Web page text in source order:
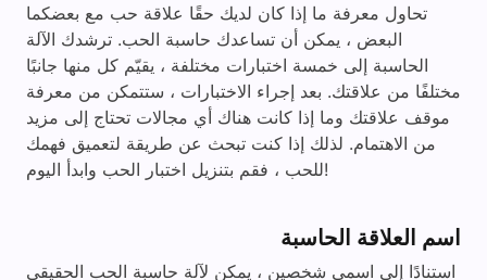
تحاول معرفة ما إذا كان لديك حقًا علاقة حب مع بعضكما
البعض ، يمكن أن تساعدك حاسبة الحب. ترشدك الآلة
الحاسبة إلى خمسة اختبارات مختلفة ، يقيّم كل منها جانبًا
مختلفًا من علاقتك. بعد إجراء الاختبارات ، ستتمكن من معرفة
موقف علاقتك وما إذا كانت هناك أي مجالات تحتاج إلى مزيد
من الاهتمام. لذلك إذا كنت تبحث عن طريقة لتعميق فهمك
للحب ، فقم بتنزيل اختبار الحب وابدأ اليوم!
اسم العلاقة الحاسبة
استنادًا إلى اسمي شخصين ، يمكن لآلة حاسبة الحب الحقيقي